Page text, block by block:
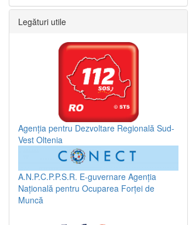
Legături utile
Agenția pentru Dezvoltare Regională Sud-
Vest Oltenia
A.N.P.C.P.P.S.R. E-guvernare Agenția
Națională pentru Ocuparea Forței de
Muncă